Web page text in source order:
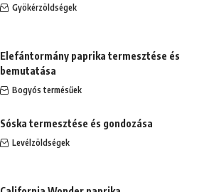
Gyökérzöldségek
Elefántormány paprika termesztése és
bemutatása
Bogyós termésűek
Sóska termesztése és gondozása
Levélzöldségek